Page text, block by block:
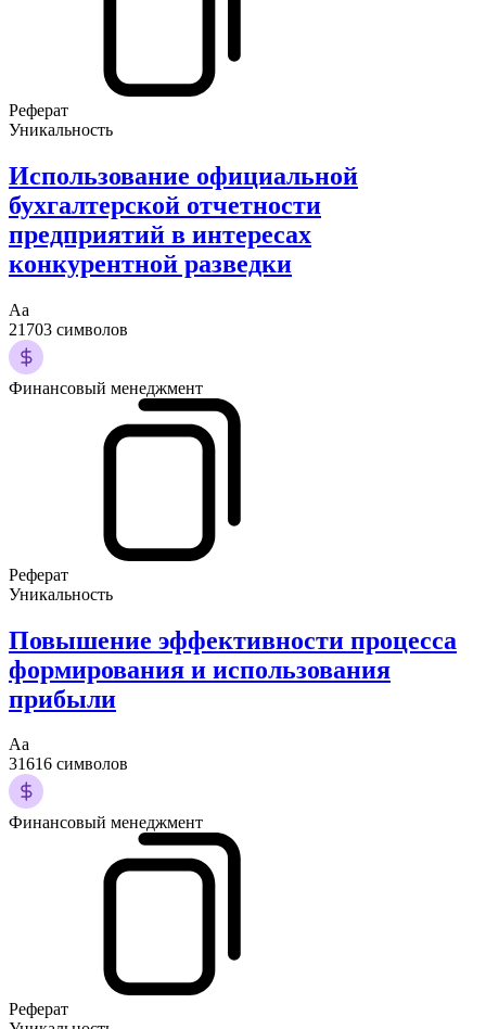
Реферат
Уникальность
Использование официальной
бухгалтерской отчетности
предприятий в интересах
конкурентной разведки
Аа
21703 символов
Финансовый менеджмент
Реферат
Уникальность
Повышение эффективности процесса
формирования и использования
прибыли
Аа
31616 символов
Финансовый менеджмент
Реферат